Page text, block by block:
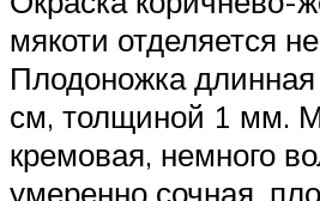
мякоти отделяется
Плодоножка
см, толщиной 1 мм.
кремовая, немного
умеренно сочная,